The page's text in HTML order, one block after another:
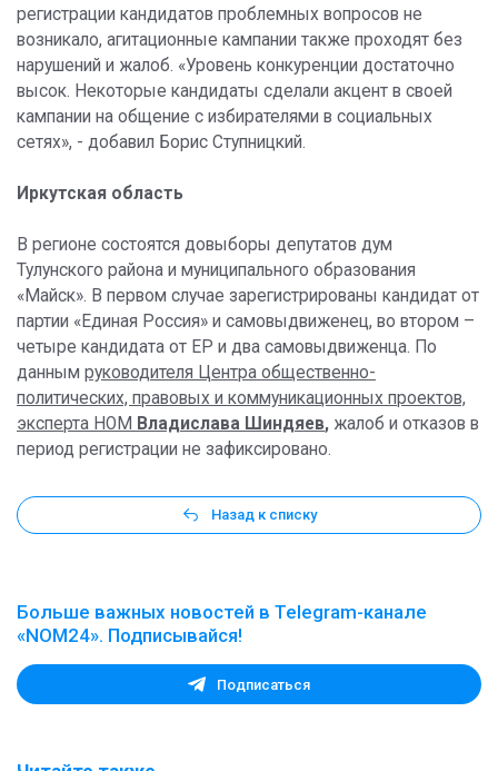
регистрации кандидатов проблемных вопросов не
возникало, агитационные кампании также проходят без
нарушений и жалоб. «Уровень конкуренции достаточно
высок. Некоторые кандидаты сделали акцент в своей
кампании на общение с избирателями в социальных
сетях», - добавил Борис Ступницкий.
Иркутская область
В регионе состоятся довыборы депутатов дум
Тулунского района и муниципального образования
«Майск». В первом случае зарегистрированы кандидат от
партии «Единая Россия» и самовыдвиженец, во втором –
четыре кандидата от ЕР и два самовыдвиженца. По
данным руководителя Центра общественно-
политических, правовых и коммуникационных проектов,
эксперта НОМ Владислава Шиндяев, жалоб и отказов в
период регистрации не зафиксировано.
Назад к списку
Больше важных новостей в Telegram-канале
«NOM24». Подписывайся!
Подписаться